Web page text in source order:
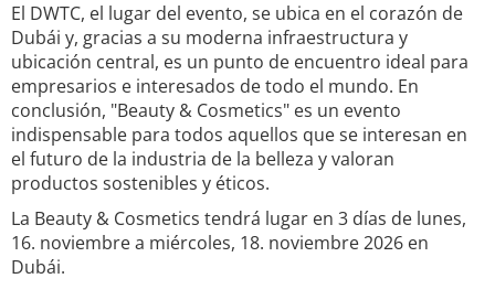
El DWTC, el lugar del evento, se ubica en el corazón de
Dubái y, gracias a su moderna infraestructura y
ubicación central, es un punto de encuentro ideal para
empresarios e interesados de todo el mundo. En
conclusión, "Beauty & Cosmetics" es un evento
indispensable para todos aquellos que se interesan en
el futuro de la industria de la belleza y valoran
productos sostenibles y éticos.
La Beauty & Cosmetics tendrá lugar en 3 días de lunes,
16. noviembre a miércoles, 18. noviembre 2026 en
Dubái.